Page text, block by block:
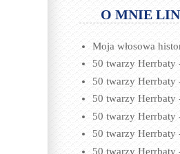
O MNIE
Moja włosowa
50 twarzy Herrbaty
50 twarzy Herrbaty
50 twarzy Herrbaty
50 twarzy Herrbaty
50 twarzy Herrbaty
50 twarzy Herrbaty